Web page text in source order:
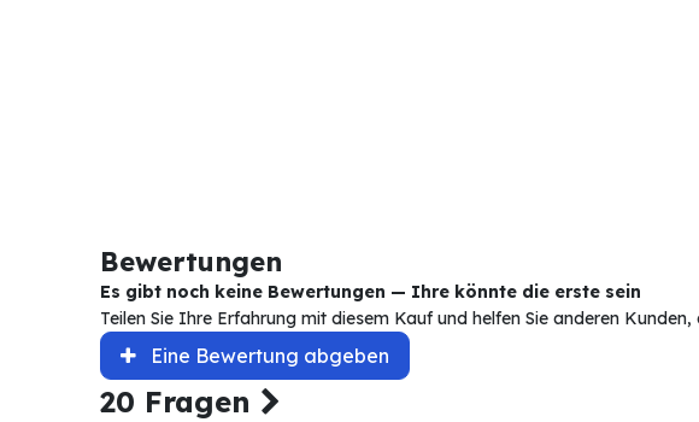
Bewertungen
Es gibt noch keine Bewertungen — Ihre könnte die erste sein
Teilen Sie Ihre Erfahrung mit diesem Kauf und helfen Sie anderen
Eine Bewertung abgeben
20 Fragen